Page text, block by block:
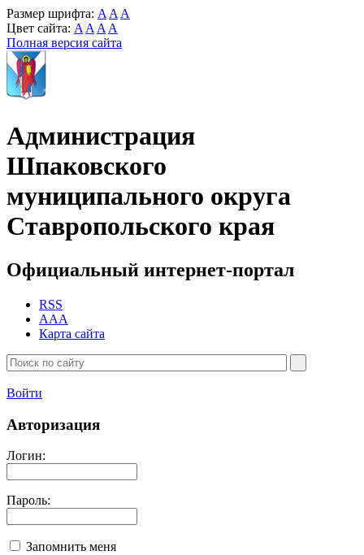
Размер шрифта: A A A
Цвет сайта: A A A A
Полная версия сайта
Администрация
Шпаковского
муниципального округа
Ставропольского края
Официальный интернет-портал
RSS
AAA
Карта сайта
Войти
Авторизация
Логин:
Пароль:
Запомнить меня